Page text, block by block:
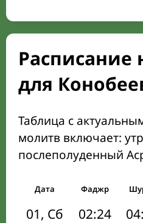
Расписание
для
Таблица с
молитв включает:
послеполуденный
Дата Фаджр
01, Сб 02:24